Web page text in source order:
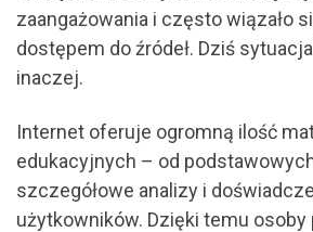
zaangażowania i często wiązało
dostępem do źródeł. Dziś
inaczej.
Internet oferuje ogromną ilość
edukacyjnych – od
szczegółowe analizy i
użytkowników. Dzięki temu